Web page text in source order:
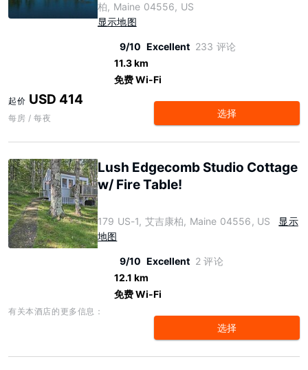
柏, Maine 04556, US
显示地图
9/10 Excellent 233 评论
11.3 km
免费 Wi-Fi
起价 USD 414
每房 / 每夜 选择
Lush Edgecomb Studio Cottage
w/ Fire Table!
179 US-1, 艾吉康柏, Maine 04556, US
显示
地图
9/10 Excellent 2 评论
12.1 km
免费 Wi-Fi
有关本酒店的更多信息：
选择